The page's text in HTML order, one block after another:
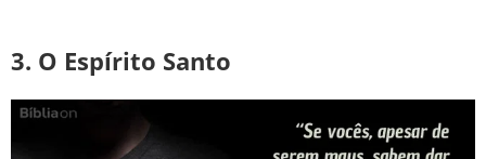
3. O Espírito Santo